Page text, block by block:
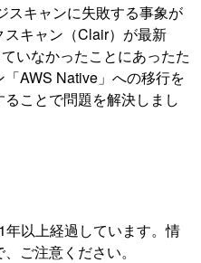
スキャンに失敗する事象が
キャン（Clair）が最新
いなかったことにあったた
AWS Native」への移行を
ことで問題を解決しまし
以上経過しています。情
ご注意ください。